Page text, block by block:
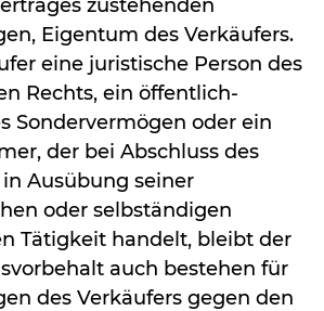
zustehenden
Eigentum des Verkäufers.
eine juristische Person des
Rechts, ein öffentlich-
Sondervermögen oder ein
der bei Abschluss des
Ausübung seiner
oder selbständigen
Tätigkeit handelt, bleibt der
auch bestehen für
des Verkäufers gegen den